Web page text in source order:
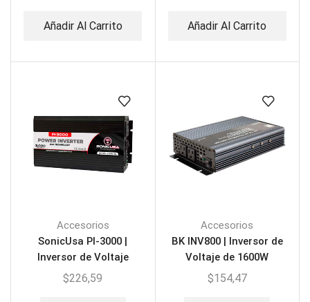
Añadir Al Carrito Añadir Al Carrito
Accesorios
SonicUsa PI-3000 |
Inversor de Voltaje
$226,59
Accesorios
BK INV800 | Inversor de
Voltaje de 1600W
$154,47